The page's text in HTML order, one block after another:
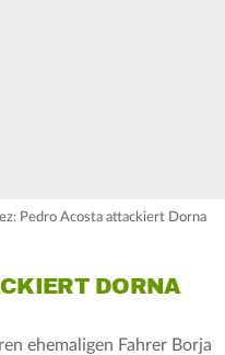
Pedro Acosta attackiert Dorna
DORNA
ehemaligen Fahrer Borja